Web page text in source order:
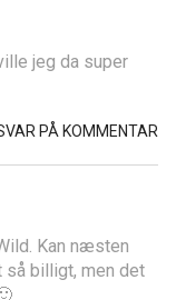
jeg da super
PÅ KOMMENTAR
Kan næsten
så billigt, men det